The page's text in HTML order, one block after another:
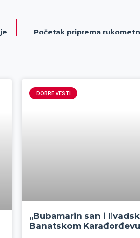
Početak priprema
DOBRE VESTI
,,Bubamarin san i
Banatskom Karađorđevu